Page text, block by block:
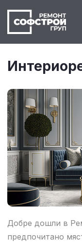
Добре дошли в
предпочитано